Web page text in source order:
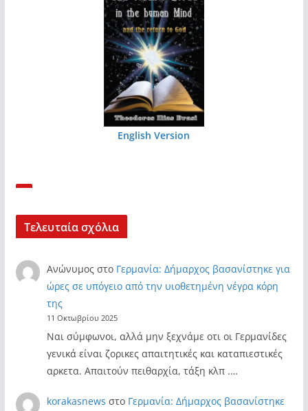
English Version
Τελευταία σχόλια
Ανώνυμος στο Γερμανία: Δήμαρχος βασανίστηκε για
ώρες σε υπόγειο από την υιοθετημένη νέγρα κόρη
της
11 Οκτωβρίου 2025
Ναι σύμφωνοι, αλλά μην ξεχνάμε οτι οι Γερμανίδες
γενικά είναι ζορικες απαιτητικές και καταπιεστικές
αρκετα. Απαιτούν πειθαρχία, τάξη κλπ .…
korakasnews στο Γερμανία: Δήμαρχος βασανίστηκε